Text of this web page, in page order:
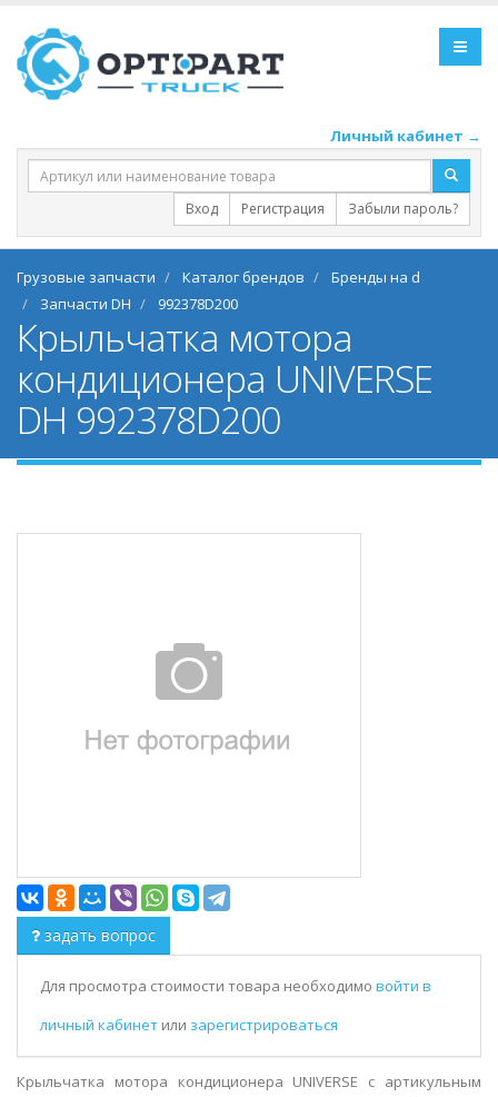
Личный кабинет →
Вход Регистрация Забыли пароль?
Грузовые запчасти Каталог брендов
Бренды на d
Запчасти DH
992378D200
Крыльчатка мотора
кондиционера UNIVERSE
DH 992378D200
задать вопрос
Для просмотра стоимости товара необходимо войти в
личный кабинет или зарегистрироваться
Крыльчатка мотора кондиционера UNIVERSE с артикульным